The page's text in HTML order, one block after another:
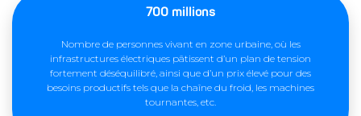
700 millions
Nombre de personnes vivant en zone urbaine, où les
infrastructures électriques pâtissent d’un plan de tension
fortement déséquilibré, ainsi que d’un prix élevé pour des
besoins productifs tels que la chaîne du froid, les machines
tournantes, etc.